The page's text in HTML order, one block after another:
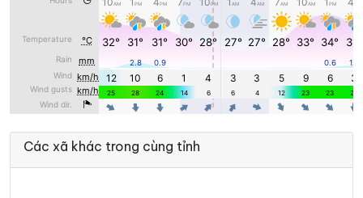
Các xã khác trong cùng tỉnh